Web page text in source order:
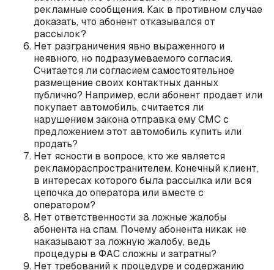
рекламные сообщения. Как в противном случае
доказать, что абонент отказывался от
рассылок?
Нет разграничения явно выраженного и
неявного, но подразумеваемого согласия.
Считается ли согласием самостоятельное
размещение своих контактных данных
публично? Например, если абонент продает или
покупает автомобиль, считается ли
нарушением закона отправка ему СМС с
предложением этот автомобиль купить или
продать?
Нет ясности в вопросе, кто же является
рекламораспространителем. Конечный клиент,
в интересах которого была рассылка или вся
цепочка до оператора или вместе с
оператором?
Нет ответственности за ложные жалобы
абонента на спам. Почему абонента никак не
наказывают за ложную жалобу, ведь
процедуры в ФАС сложны и затратны?
Нет требований к процедуре и содержанию